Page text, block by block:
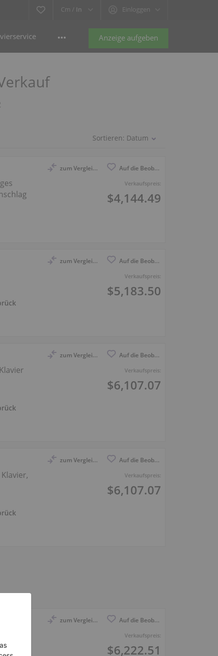
Cm / In Einloggen
Anzeige aufgeben
Sortieren: Datum
zum Vergleich anmelden Auf die Beobachtungsliste
Verkaufspreis:
$4,144.49
zum Vergleich anmelden Auf die Beobachtungsliste
Verkaufspreis:
$5,183.50
zum Vergleich anmelden Auf die Beobachtungsliste
Verkaufspreis:
$6,107.07
zum Vergleich anmelden Auf die Beobachtungsliste
Verkaufspreis:
$6,107.07
zum Vergleich anmelden Auf die Beobachtungsliste
Verkaufspreis:
$6,222.51